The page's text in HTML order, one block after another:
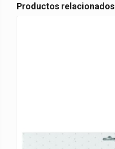
Productos relacionados